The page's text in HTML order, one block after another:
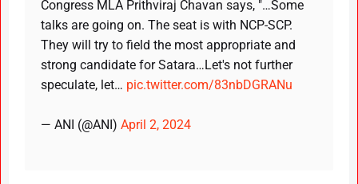
Congress MLA Prithviraj Chavan says, "…Some
talks are going on. The seat is with NCP-SCP.
They will try to field the most appropriate and
strong candidate for Satara…Let's not further
speculate, let… pic.twitter.com/83nbDGRANu
— ANI (@ANI) April 2, 2024